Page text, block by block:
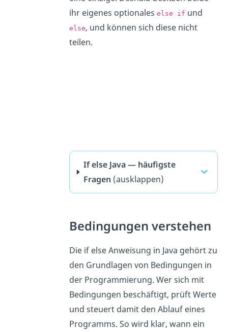
ihr eigenes optionales else if und
else, und können sich diese nicht
teilen.
If else Java — häufigste
Fragen (ausklappen)
Bedingungen verstehen
Die if else Anweisung in Java gehört zu
den Grundlagen von Bedingungen in
der Programmierung. Wer sich mit
Bedingungen beschäftigt, prüft Werte
und steuert damit den Ablauf eines
Programms. So wird klar, wann ein